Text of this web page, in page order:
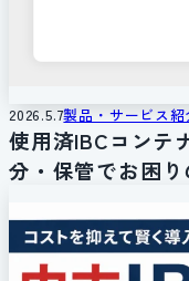
2026.5.7製品・サービス紹
使用済IBCコンテ
分・保管でお困